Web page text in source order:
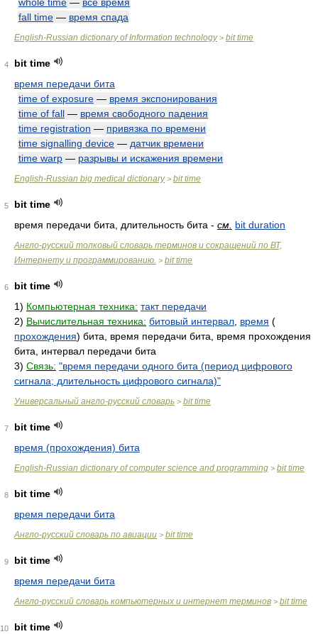
fall time — время спада
English-Russian dictionary of Information technology> bit time
4
bit time
время передачи бита
time of exposure — время экспонирования
time of fall — время свободного падения
time registration — привязка по времени
time signalling device — датчик времени
time warp — разрывы и искажения времени
English-Russian big medical dictionary> bit time
5
bit time
время передачи бита, длительность бита - см. bit duration
Англо-русский толковый словарь терминов и сокращений по ВТ,
Интернету и программированию. > bit time
6
bit time
1) Компьютерная техника: такт передачи
2) Вычислительная техника: битовый интервал время (
прохождения) бита, время передачи бита, время прохождения
бита, интервал передачи бита
3) Связь: "время передачи одного бита (период цифрового
сигнала; длительность цифрового сигнала)"
Универсальный англо-русский словарь > bit time
7
bit time
время (прохождения) бита
English-Russian dictionary of computer science and programming > bit time
8
bit time
время передачи бита
Англо-русский словарь по авиации > bit time
9
bit time
время передачи бита
Англо-русский словарь компьютерных и интернет терминов > bit time
10
bit time